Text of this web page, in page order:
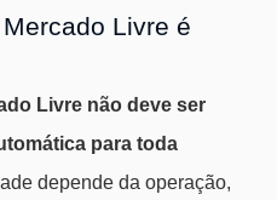
Livre é
Livre não deve ser
para toda
depende da operação,